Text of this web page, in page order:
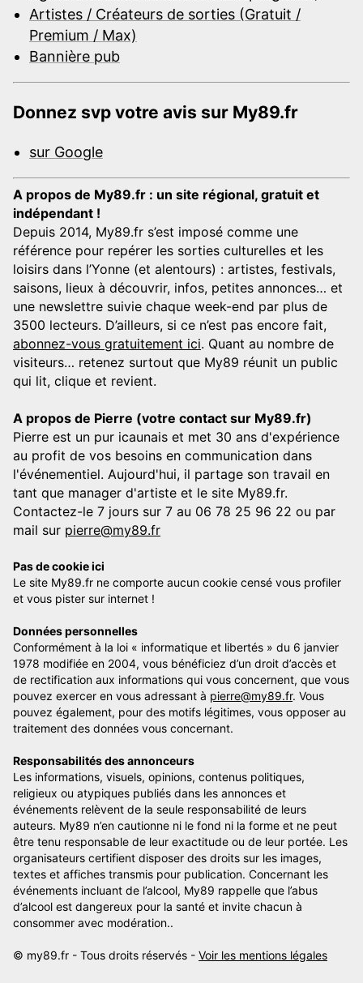
Artistes / Créateurs de sorties (Gratuit /
Premium / Max)
Bannière pub
Donnez svp votre avis sur My89.fr
sur Google
A propos de My89.fr : un site régional, gratuit et
indépendant !
Depuis 2014, My89.fr s’est imposé comme une
référence pour repérer les sorties culturelles et les
loisirs dans l’Yonne (et alentours) : artistes, festivals,
saisons, lieux à découvrir, infos, petites annonces… et
une newslettre suivie chaque week-end par plus de
3500 lecteurs. D’ailleurs, si ce n’est pas encore fait,
abonnez-vous gratuitement ici. Quant au nombre de
visiteurs… retenez surtout que My89 réunit un public
qui lit, clique et revient.
A propos de Pierre (votre contact sur My89.fr)
Pierre est un pur icaunais et met 30 ans d'expérience
au profit de vos besoins en communication dans
l'événementiel. Aujourd'hui, il partage son travail en
tant que manager d'artiste et le site My89.fr.
Contactez-le 7 jours sur 7 au 06 78 25 96 22 ou par
mail sur pierre@my89.fr
Pas de cookie ici
Le site My89.fr ne comporte aucun cookie censé vous profiler
et vous pister sur internet !
Données personnelles
Conformément à la loi « informatique et libertés » du 6 janvier
1978 modifiée en 2004, vous bénéficiez d’un droit d’accès et
de rectification aux informations qui vous concernent, que vous
pouvez exercer en vous adressant à pierre@my89.fr. Vous
pouvez également, pour des motifs légitimes, vous opposer au
traitement des données vous concernant.
Responsabilités des annonceurs
Les informations, visuels, opinions, contenus politiques,
religieux ou atypiques publiés dans les annonces et
événements relèvent de la seule responsabilité de leurs
auteurs. My89 n’en cautionne ni le fond ni la forme et ne peut
être tenu responsable de leur exactitude ou de leur portée. Les
organisateurs certifient disposer des droits sur les images,
textes et affiches transmis pour publication. Concernant les
événements incluant de l’alcool, My89 rappelle que l’abus
d’alcool est dangereux pour la santé et invite chacun à
consommer avec modération..
© my89.fr - Tous droits réservés - Voir les mentions légales